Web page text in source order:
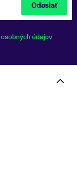
Odoslať
údajov